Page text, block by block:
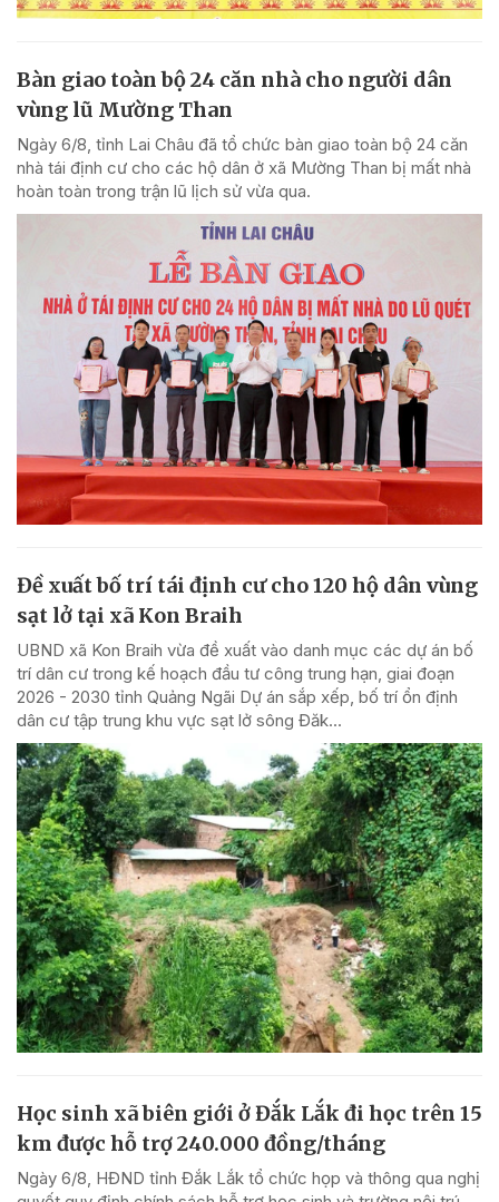
Bàn giao toàn bộ 24 căn nhà cho người dân
vùng lũ Mường Than
Ngày 6/8, tỉnh Lai Châu đã tổ chức bàn giao toàn bộ 24 căn
nhà tái định cư cho các hộ dân ở xã Mường Than bị mất nhà
hoàn toàn trong trận lũ lịch sử vừa qua.
Đề xuất bố trí tái định cư cho 120 hộ dân vùng
sạt lở tại xã Kon Braih
UBND xã Kon Braih vừa đề xuất vào danh mục các dự án bố
trí dân cư trong kế hoạch đầu tư công trung hạn, giai đoạn
2026 - 2030 tỉnh Quảng Ngãi Dự án sắp xếp, bố trí ổn định
dân cư tập trung khu vực sạt lở sông Đăk...
Học sinh xã biên giới ở Đắk Lắk đi học trên 15
km được hỗ trợ 240.000 đồng/tháng
Ngày 6/8, HĐND tỉnh Đắk Lắk tổ chức họp và thông qua nghị